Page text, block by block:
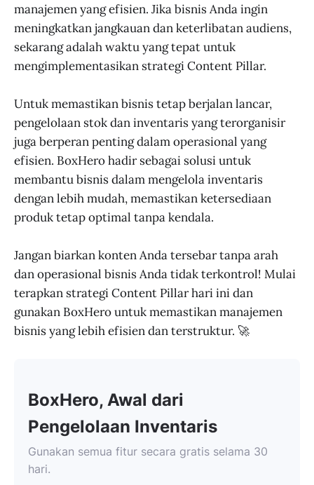
manajemen yang efisien. Jika bisnis Anda ingin
meningkatkan jangkauan dan keterlibatan audiens,
sekarang adalah waktu yang tepat untuk
mengimplementasikan strategi Content Pillar.
Untuk memastikan bisnis tetap berjalan lancar,
pengelolaan stok dan inventaris yang terorganisir
juga berperan penting dalam operasional yang
efisien. BoxHero hadir sebagai solusi untuk
membantu bisnis dalam mengelola inventaris
dengan lebih mudah, memastikan ketersediaan
produk tetap optimal tanpa kendala.
Jangan biarkan konten Anda tersebar tanpa arah
dan operasional bisnis Anda tidak terkontrol! Mulai
terapkan strategi Content Pillar hari ini dan
gunakan BoxHero untuk memastikan manajemen
bisnis yang lebih efisien dan terstruktur. 🚀
BoxHero, Awal dari
Pengelolaan Inventaris
Gunakan semua fitur secara gratis selama 30
hari.